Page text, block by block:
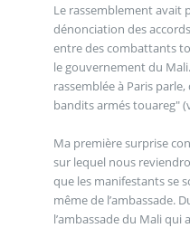
Le rassemblement avait
dénonciation des
entre des combattants
le gouvernement du
rassemblée à Paris
bandits armés touareg"
Ma première surprise concernant ce rassemblement,
sur lequel nous
que les manifestants se
même de l’ambassade.
l’ambassade du Mali qui